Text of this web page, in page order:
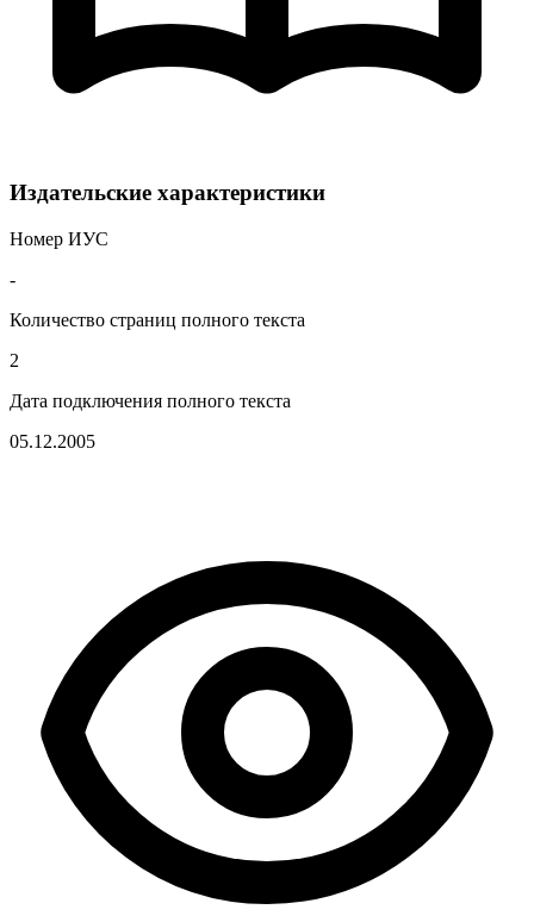
Издательские характеристики
Номер ИУС
-
Количество страниц полного текста
2
Дата подключения полного текста
05.12.2005